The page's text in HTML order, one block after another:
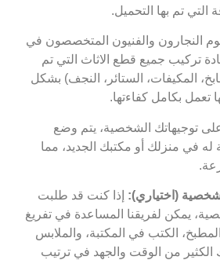
التي تم بها التحميل.
النجارون والفنيون المتخصصون في
تركيب جميع قطع الاثاث التي تم
المكيفات، الستائر، النجف) بشكل
تعمل بكامل كفاءتها.
على توجيهاتك الشخصية، يتم وضع
في منزلك أو مكتبك الجديد، مما
(اختياري): إذا كنت قد طلبت
يمكن لفريقنا المساعدة في تفريغ
الكتب في المكتبة، والملابس
الكثير من الوقت والجهد في ترتيب